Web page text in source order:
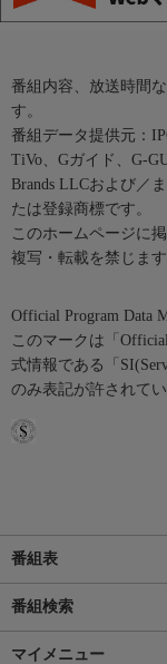
番組内容、放送時間
す。
番組データ提供元：
TiVo、Gガイド、G-
Brands LLCおよび／
たは登録商標です。
このホームページに
複写・転載を禁じます
Official Program Data
このマークは「
式情報である「
のみ表記が許されてい
番組表
番組検索
マイメニュー